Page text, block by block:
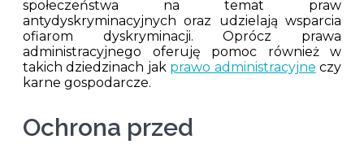
społeczeństwa na temat praw
antydyskryminacyjnych oraz udzielają wsparcia
ofiarom dyskryminacji. Oprócz prawa
administracyjnego oferuję pomoc również w
takich dziedzinach jak prawo administracyjne czy
karne gospodarcze.
Ochrona przed